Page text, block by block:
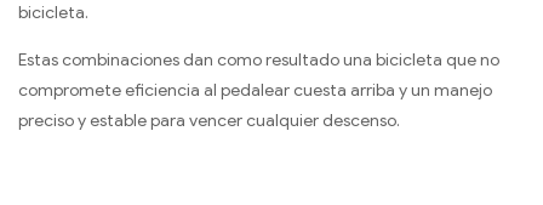
bicicleta.
Estas combinaciones dan como resultado una bicicleta que no
compromete eficiencia al pedalear cuesta arriba y un manejo
preciso y estable para vencer cualquier descenso.